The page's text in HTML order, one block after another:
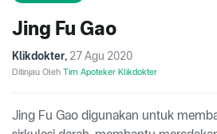
Jing Fu Gao
Klikdokter, 27 Agu 2020
Ditinjau Oleh Tim Apoteker Klikdokter
Jing Fu Gao digunakan untuk